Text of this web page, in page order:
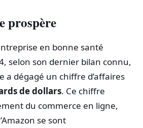
prospère
en bonne santé
selon son dernier bilan connu,
a dégagé un chiffre d’affaires
de dollars. Ce chiffre
du commerce en ligne,
se sont